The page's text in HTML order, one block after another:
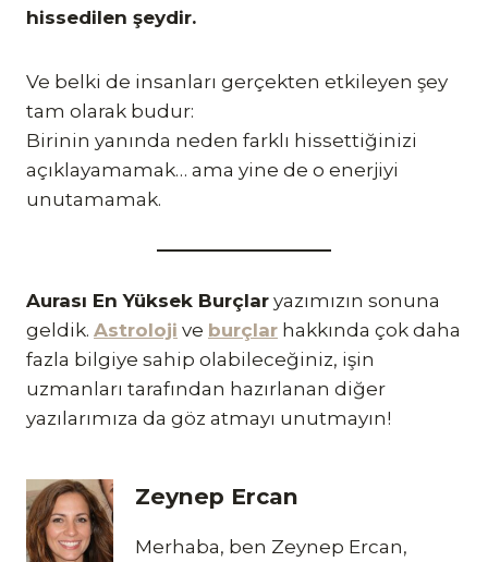
hissedilen şeydir.
Ve belki de insanları gerçekten etkileyen şey
tam olarak budur:
Birinin yanında neden farklı hissettiğinizi
açıklayamamak… ama yine de o enerjiyi
unutamamak.
Aurası En Yüksek Burçlar yazımızın sonuna
geldik. Astroloji ve burçlar hakkında çok daha
fazla bilgiye sahip olabileceğiniz, işin
uzmanları tarafından hazırlanan diğer
yazılarımıza da göz atmayı unutmayın!
Zeynep Ercan
Merhaba, ben Zeynep Ercan,